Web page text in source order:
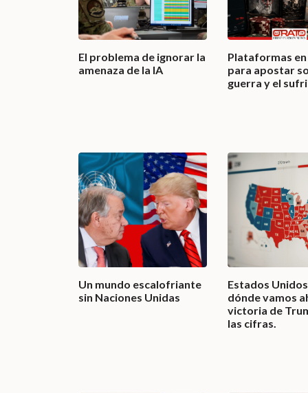
El problema de ignorar la
amenaza de la IA
Plataformas en
para apostar
guerra y el
Un mundo escalofriante
sin Naciones Unidas
Estados
dónde vamos
victoria de
las cifras.